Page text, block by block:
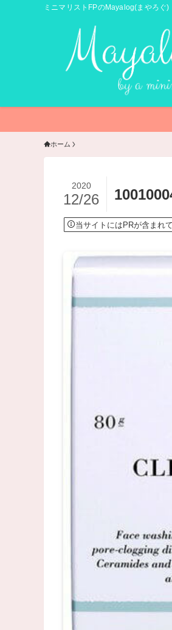
ミニマリストFPのMayalog(まやろぐ
ホーム
2020
12/26
当サイトにはPRが含まれ